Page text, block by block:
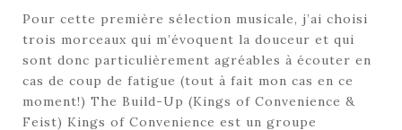
Pour cette première sélection musicale, j’ai choisi
trois morceaux qui m’évoquent la douceur et qui
sont donc particulièrement agréables à écouter en
cas de coup de fatigue (tout à fait mon cas en ce
moment!) The Build-Up (Kings of Convenience &
Feist) Kings of Convenience est un groupe